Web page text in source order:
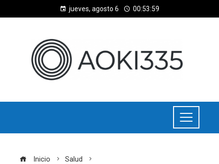
jueves, agosto 6 00:54:00
Inicio
Salud